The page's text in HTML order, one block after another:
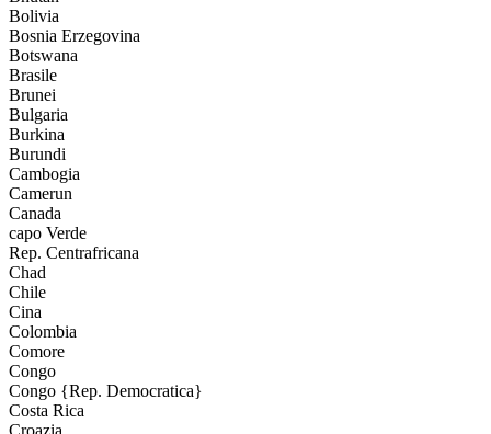
Bolivia
Bosnia Erzegovina
Botswana
Brasile
Brunei
Bulgaria
Burkina
Burundi
Cambogia
Camerun
Canada
capo Verde
Rep. Centrafricana
Chad
Chile
Cina
Colombia
Comore
Congo
Congo {Rep. Democratica}
Costa Rica
Croazia